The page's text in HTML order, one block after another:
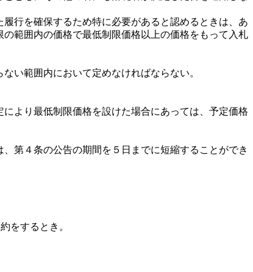
行を確保するため特に必要があると認めるときは、あ
範囲内の価格で最低制限価格以上の価格をもって入札
い範囲内において定めなければならない。
より最低制限価格を設けた場合にあっては、予定価格
第４条の公告の期間を５日までに短縮することができ
をするとき。